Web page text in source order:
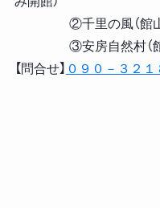
②千里の風（館山市
③安房自然村（館山
【問合せ】 ０９０－３２１